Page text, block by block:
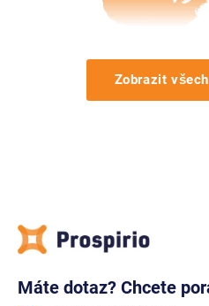
Zobrazit
Máte dotaz? Chcete